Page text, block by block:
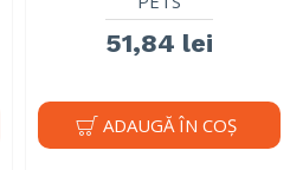
51,84 lei
ADAUGĂ ÎN COŞ